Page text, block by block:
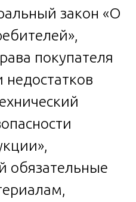
закон «О
покупателя
обязательные